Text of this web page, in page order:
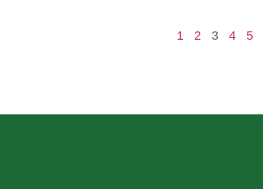
1 2 3 4 5